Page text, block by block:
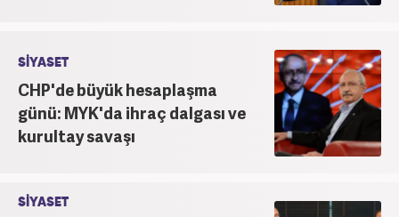
SİYASET
CHP'de büyük hesaplaşma
günü: MYK'da ihraç dalgası ve
kurultay savaşı
SİYASET